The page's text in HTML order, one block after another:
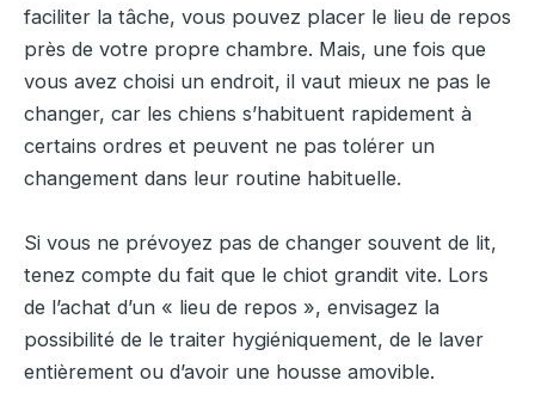
faciliter la tâche, vous pouvez placer le lieu de repos
près de votre propre chambre. Mais, une fois que
vous avez choisi un endroit, il vaut mieux ne pas le
changer, car les chiens s’habituent rapidement à
certains ordres et peuvent ne pas tolérer un
changement dans leur routine habituelle.
Si vous ne prévoyez pas de changer souvent de lit,
tenez compte du fait que le chiot grandit vite. Lors
de l’achat d’un « lieu de repos », envisagez la
possibilité de le traiter hygiéniquement, de le laver
entièrement ou d’avoir une housse amovible.